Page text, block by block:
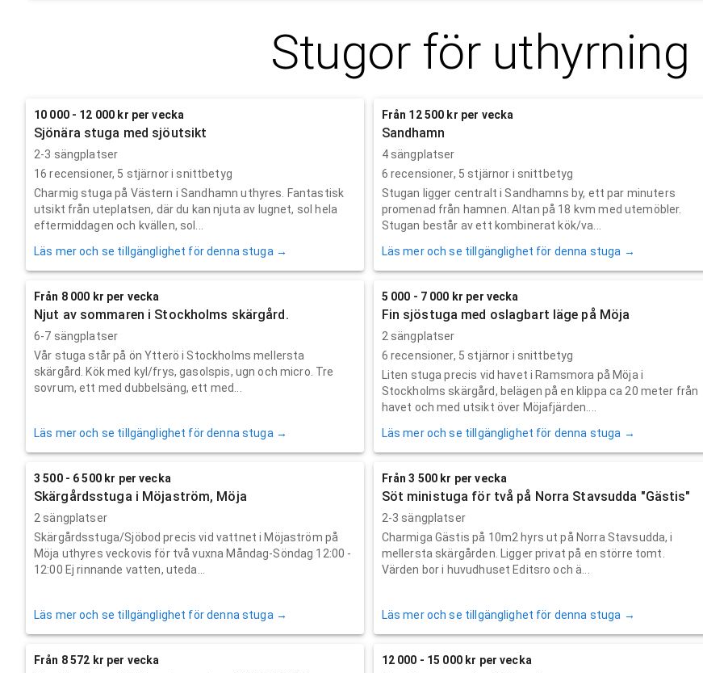
Stugor för uthyrning
10 000 - 12 000 kr per vecka
Sjönära stuga med sjöutsikt
2-3 sängplatser
16 recensioner, 5 stjärnor i snittbetyg
Charmig stuga på Västern i Sandhamn uthyres. Fantastisk
utsikt från uteplatsen, där du kan njuta av lugnet, sol hela
eftermiddagen och kvällen, sol...
Läs mer och se tillgänglighet för denna stuga →
Från 12 500 kr per vecka
Sandhamn
4 sängplatser
6 recensioner, 5 stjärnor i snittbetyg
Stugan ligger centralt i Sandhamns by, ett par minuters
promenad från hamnen. Altan på 18 kvm med utemöbler.
Stugan består av ett kombinerat kök/va...
Läs mer och se tillgänglighet för denna stuga →
Från 8 000 kr per vecka
Njut av sommaren i Stockholms skärgård.
6-7 sängplatser
Vår stuga står på ön Ytterö i Stockholms mellersta
skärgård. Kök med kyl/frys, gasolspis, ugn och micro. Tre
sovrum, ett med dubbelsäng, ett med...
Läs mer och se tillgänglighet för denna stuga →
5 000 - 7 000 kr per vecka
Fin sjöstuga med oslagbart läge på Möja
2 sängplatser
6 recensioner, 5 stjärnor i snittbetyg
Liten stuga precis vid havet i Ramsmora på Möja i
Stockholms skärgård, belägen på en klippa ca 20 meter från
havet och med utsikt över Möjafjärden....
Läs mer och se tillgänglighet för denna stuga →
3 500 - 6 500 kr per vecka
Skärgårdsstuga i Möjaström, Möja
2 sängplatser
Skärgårdsstuga/Sjöbod precis vid vattnet i Möjaström på
Möja uthyres veckovis för två vuxna Måndag-Söndag 12:00 -
12:00 Ej rinnande vatten, uteda...
Läs mer och se tillgänglighet för denna stuga →
Från 3 500 kr per vecka
Söt ministuga för två på Norra Stavsudda "Gästis"
2-3 sängplatser
Charmiga Gästis på 10m2 hyrs ut på Norra Stavsudda, i
mellersta skärgården. Ligger privat på en större tomt.
Värden bor i huvudhuset Editsro och ä...
Läs mer och se tillgänglighet för denna stuga →
Från 8 572 kr per vecka 12 000 - 15 000 kr per vecka